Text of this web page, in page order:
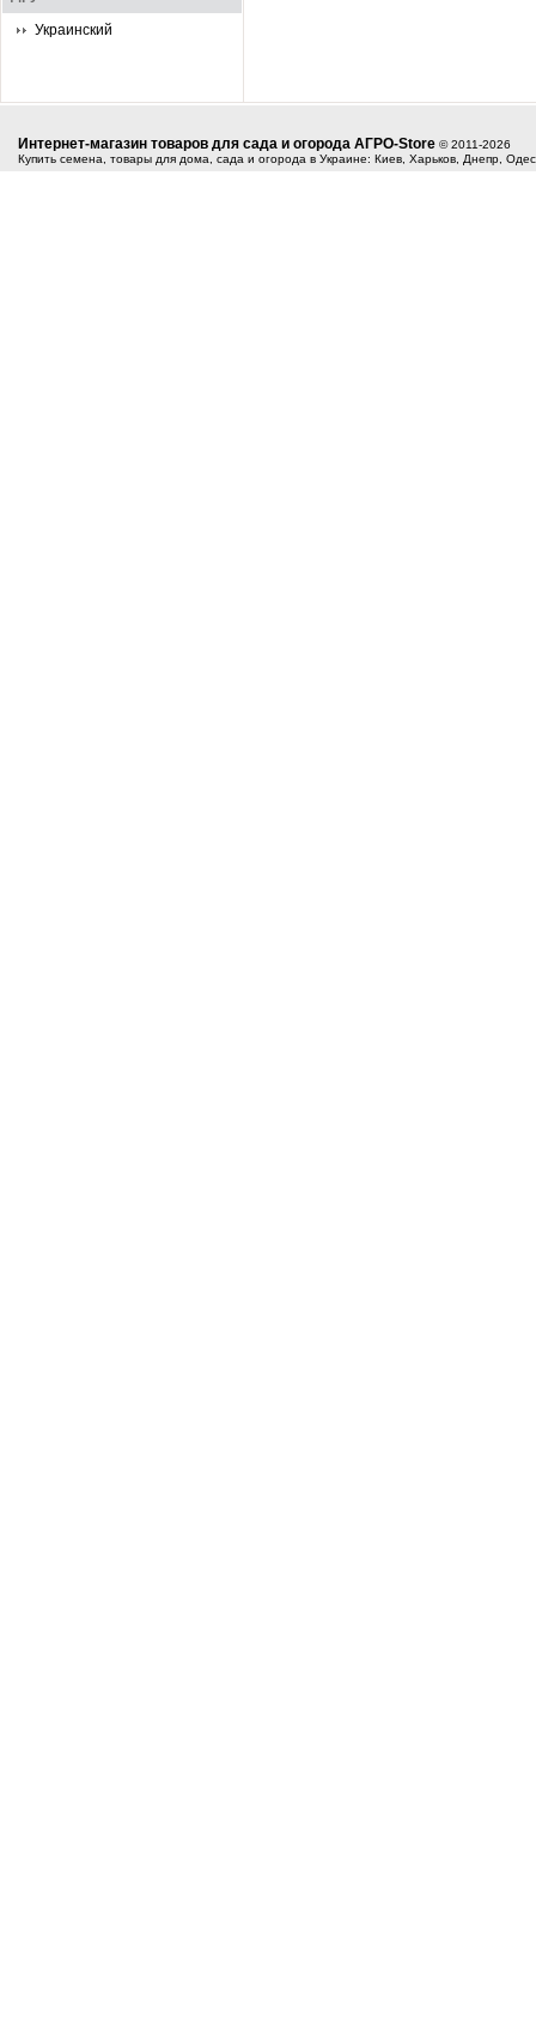
Украинский
Интернет-магазин товаров для сада и огорода АГРО-Store © 2011-2026
Купить семена, товары для дома, сада и огорода в Украине: Киев, Харьков, Днепр,